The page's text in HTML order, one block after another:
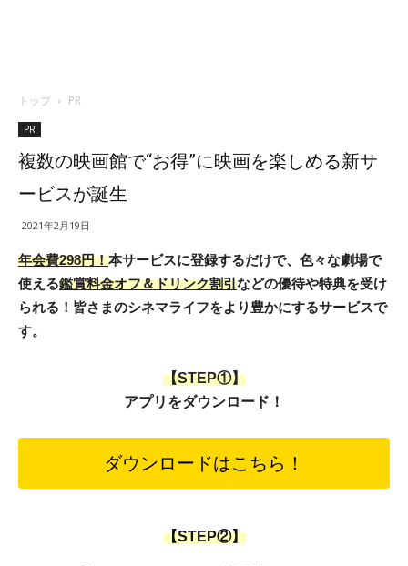
トップ PR
PR
複数の映画館で“お得”に映画を楽しめる新サ
ービスが誕生
2021年2月19日
年会費298円！本サービスに登録するだけで、色々な劇場で
使える鑑賞料金オフ＆ドリンク割引などの優待や特典を受け
られる！皆さまのシネマライフをより豊かにするサービスで
す。
【STEP①】
アプリをダウンロード！
ダウンロードはこちら！
【STEP②】